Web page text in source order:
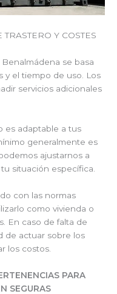
Y COSTES
se basa
y el tiempo de uso. Los
servicios adicionales
es adaptable a tus
generalmente es
ajustarnos a
situación específica.
con las normas
como vivienda o
En caso de falta de
de actuar sobre los
los costos.
PARA
SEGURAS